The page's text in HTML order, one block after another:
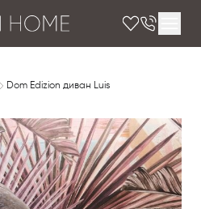
Dom Edizion диван Luis